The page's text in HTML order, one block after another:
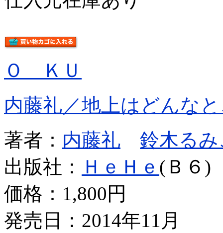
Ｏ ＫＵ
内藤礼／地上はどんな
著者： 内藤礼
鈴木るみ
出版社：
ＨｅＨｅ (Ｂ６)
価格： 1,800円
発売日：2014年11月